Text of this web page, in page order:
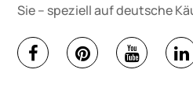
Sie – speziell auf deutsche